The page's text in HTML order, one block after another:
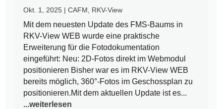
Okt. 1, 2025 |CAFM RKV-View
Mit dem neuesten Update des FMS-Baums in
RKV-View WEB wurde eine praktische
Erweiterung für die Fotodokumentation
eingeführt: Neu: 2D-Fotos direkt im Webmodul
positionieren Bisher war es im RKV-View WEB
bereits möglich, 360°-Fotos im Geschossplan zu
positionieren.Mit dem aktuellen Update ist es...
...weiterlesen